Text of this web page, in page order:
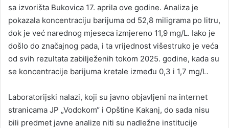
sa izvorišta Bukovica 17. aprila ove godine. Analiza je
pokazala koncentraciju barijuma od 52,8 miligrama po litru,
dok je već narednog mjeseca izmjereno 11,9 mg/L. Iako je
došlo do značajnog pada, i ta vrijednost višestruko je veća
od svih rezultata zabilježenih tokom 2025. godine, kada su
se koncentracije barijuma kretale između 0,3 i 1,7 mg/L.
Laboratorijski nalazi, koji su javno objavljeni na internet
stranicama JP „Vodokom“ i Opštine Kakanj, do sada nisu
bili predmet javne analize niti su nadležne institucije